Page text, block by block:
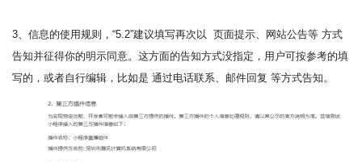
3、信息的使用规则，“5.2”建议填写再次以 页面提示、网站公告等 方式
告知并征得你的明示同意。这方面的告知方式没指定，用户可按参考的填
写的，或者自行编辑，比如是 通过电话联系、邮件回复 等方式告知。